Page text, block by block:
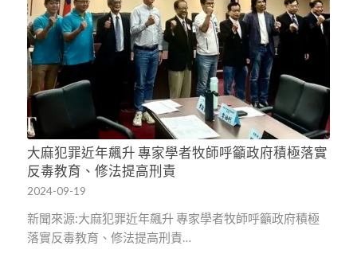
大麻犯罪近年飆升 專家學者牧師呼籲政府積極落實
反毒教育、修法提高刑責
2024-09-19
新聞來源:大麻犯罪近年飆升 專家學者牧師呼籲政府積極
落實反毒教育、修法提高刑責…